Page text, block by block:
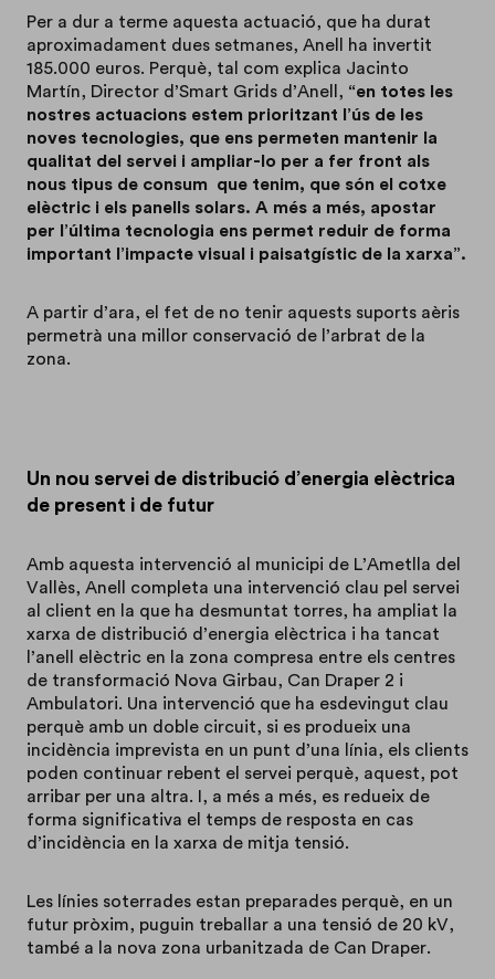
Per a dur a terme aquesta actuació, que ha durat
aproximadament dues setmanes, Anell ha invertit
185.000 euros. Perquè, tal com explica Jacinto
Martín, Director d’Smart Grids d’Anell, “en totes les
nostres actuacions estem prioritzant l’ús de les
noves tecnologies, que ens permeten mantenir la
qualitat del servei i ampliar-lo per a fer front als
nous tipus de consum que tenim, que són el cotxe
elèctric i els panells solars. A més a més, apostar
per l’última tecnologia ens permet reduir de forma
important l’impacte visual i paisatgístic de la xarxa”.
A partir d’ara, el fet de no tenir aquests suports aèris
permetrà una millor conservació de l’arbrat de la
zona.
Un nou servei de distribució d’energia elèctrica
de present i de futur
Amb aquesta intervenció al municipi de L’Ametlla del
Vallès, Anell completa una intervenció clau pel servei
al client en la que ha desmuntat torres, ha ampliat la
xarxa de distribució d’energia elèctrica i ha tancat
l’anell elèctric en la zona compresa entre els centres
de transformació Nova Girbau, Can Draper 2 i
Ambulatori. Una intervenció que ha esdevingut clau
perquè amb un doble circuit, si es produeix una
incidència imprevista en un punt d’una línia, els clients
poden continuar rebent el servei perquè, aquest, pot
arribar per una altra. I, a més a més, es redueix de
forma significativa el temps de resposta en cas
d’incidència en la xarxa de mitja tensió.
Les línies soterrades estan preparades perquè, en un
futur pròxim, puguin treballar a una tensió de 20 kV,
també a la nova zona urbanitzada de Can Draper.